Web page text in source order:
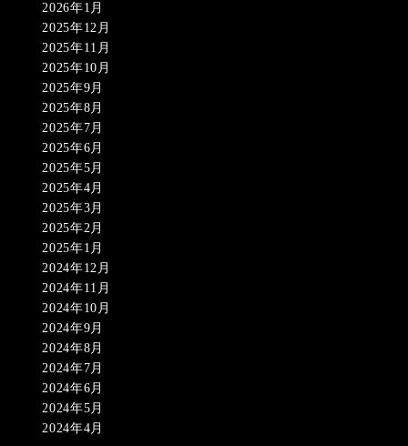
2026年1月
2025年12月
2025年11月
2025年10月
2025年9月
2025年8月
2025年7月
2025年6月
2025年5月
2025年4月
2025年3月
2025年2月
2025年1月
2024年12月
2024年11月
2024年10月
2024年9月
2024年8月
2024年7月
2024年6月
2024年5月
2024年4月